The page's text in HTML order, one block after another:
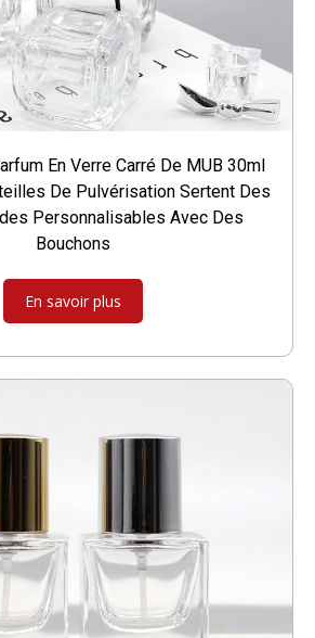
En Verre Carré De MUB 30ml
De Pulvérisation Sertent Des
Personnalisables Avec Des
Bouchons
En savoir plus